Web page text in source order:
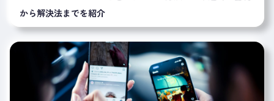
から解決法までを紹介